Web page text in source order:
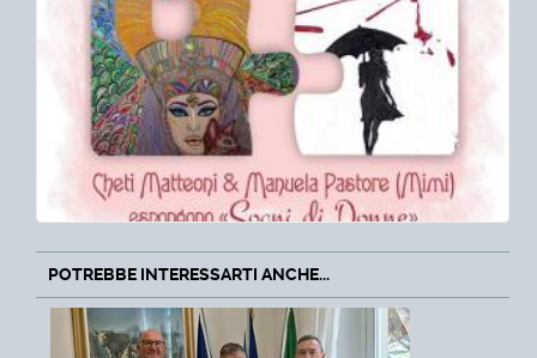
POTREBBE INTERESSARTI ANCHE...